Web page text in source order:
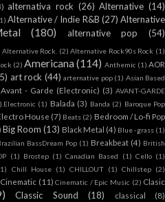
alternativa rock (26) Alternative (14)
Alternative / Indie R&B (27) Alternative
(180) alternative pop (54)
Alternative Rock. (2) Alternative Rock90s Rock (1)
(2) Americana(114) Anthemic (1) AOR
art rock (44) arternative pop (1) Asian Based
Avant - Garde (Electronic) (3) AVANT-GARDE
(1) Balada (3) Banda (2) Baroque Pop
House (7) Beats (2) Bedroom / Lo-fi Pop
Big Room (13) Black Metal (4) Blue -grass (1)
BassDream Pop (1) Breakbeat (4) British
(1) Brostep (1) Canadian Based (1) Cello (1)
Chill House (1) CHILLOUT (1) Chillstep (2)
Cinematic (11) Cinematic / Epic Music (2) Clasic
Classic Sound (18) classical (8)